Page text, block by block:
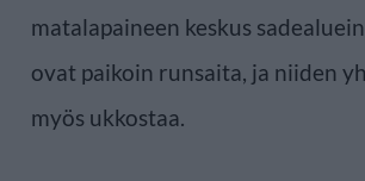
matalapaineen keskus
ovat paikoin runsaita, ja niiden
myös ukkostaa.